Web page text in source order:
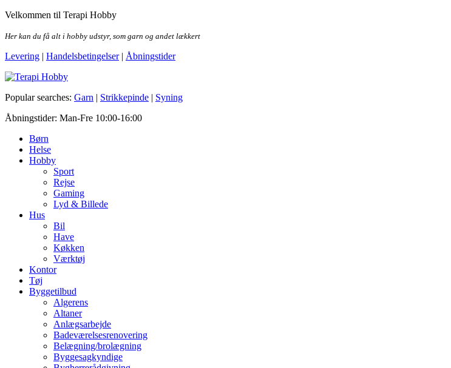
Skip
the
Velkommen til Terapi Hobby
Her kan du få alt i hobby udstyr, som garn og andet lækkert
Levering | Handelsbetingelser| Åbningstider
Terapi Hobby
Popular searches: Garn | Strikkepinde | Syning
Åbningstider: Man-Fre 10:00-16:00
Børn
Helse
Hobby
Sport
Rejse
Gaming
Lyd & Billede
Hus
Bil
Have
Køkken
Værktøj
Kontor
Tøj
Byggetilbud
Algerens
Altaner
Anlægsarbejde
Badeværelsesrenovering
Belægning/brolægning
Byggesagkyndige